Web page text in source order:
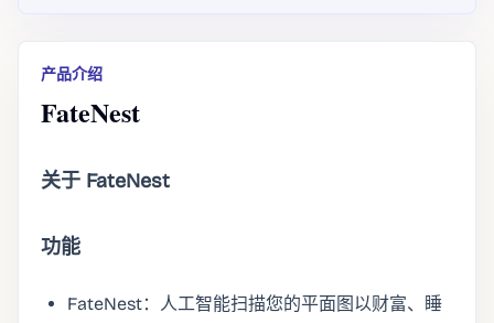
产品介绍
FateNest
关于 FateNest
功能
FateNest：人工智能扫描您的平面图以财富、睡